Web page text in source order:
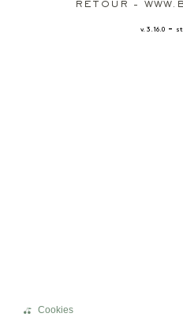
RETOUR -
v. 3.16.0 -